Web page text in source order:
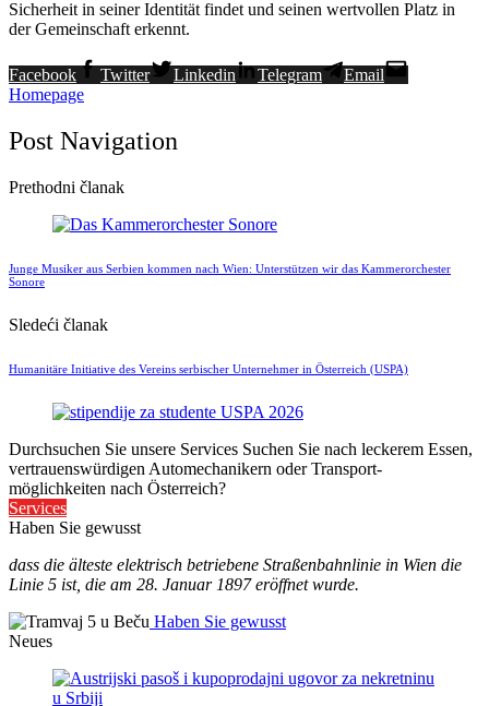
Sicherheit in seiner Identität findet und seinen wertvollen Platz in
der Gemeinschaft erkennt.
Facebook Twitter Linkedin Telegram
Email
Homepage
Post Navigation
Prethodni članak
Junge Musiker aus Serbien kommen nach Wien: Unterstützen wir das Kammerorchester
Sonore
Sledeći članak
Humanitäre Initiative des Vereins serbischer Unternehmer in Österreich (USPA)
Durchsuchen Sie unsere Services Suchen Sie nach leckerem Essen,
vertrauenswürdigen Automechanikern oder Transport-
möglichkeiten nach Österreich?
Services
Haben Sie gewusst
dass die älteste elektrisch betriebene Straßenbahnlinie in Wien die
Linie 5 ist, die am 28. Januar 1897 eröffnet wurde.
Haben Sie gewusst
Neues